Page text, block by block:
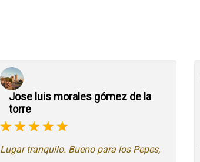
Jose luis morales gómez de la
torre
Lugar tranquilo. Bueno para los Pepes,